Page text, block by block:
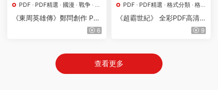
PDF · PDF精選 · 國漫 · 戰争 · 格
式分類 · 漫畫屬地
《東周英雄傳》鄭問創作 PD
F高清版【第01-03卷完結】6
PDF · PDF精選 · 格式分類 · 格
鬥
·港台漫 漫畫屬地 科幻
《超霸世紀》 全彩PDF高清
9
查看更多